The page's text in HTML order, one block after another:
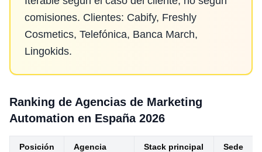
comisiones. Clientes: Cabify, Freshly
Cosmetics, Telefónica, Banca March,
Lingokids.
Ranking de Agencias de Marketing
Automation en España 2026
Posición Agencia Stack principal Sede